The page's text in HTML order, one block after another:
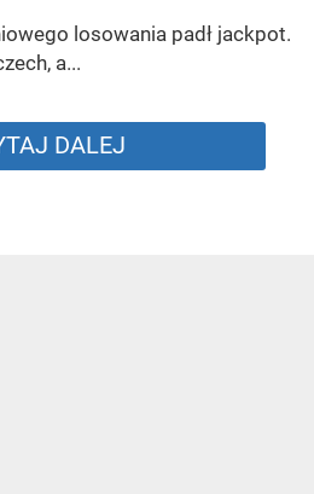
losowania padł jackpot.
a...
DALEJ